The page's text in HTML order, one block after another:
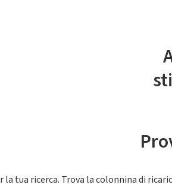
tua ricerca. Trova la colonnina di